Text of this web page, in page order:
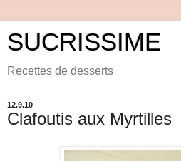
SUCRISSIME
Recettes de desserts
12.9.10
Clafoutis aux Myrtilles